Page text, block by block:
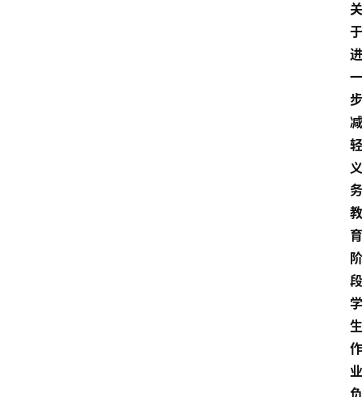
关
于
进
一
步
减
轻
义
务
教
育
阶
段
学
生
作
业
负